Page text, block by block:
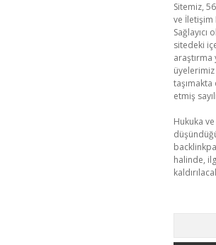
Sitemiz,
ve İletişim
sitedeki
etmiş
Hukuka
halinde,